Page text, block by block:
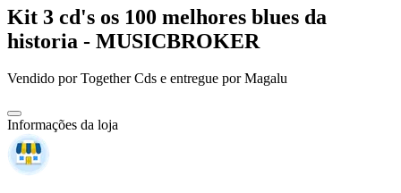
Kit 3 cd's os 100 melhores blues da
historia - MUSICBROKER
Vendido porTogether Cds e entregue por Magalu
Informações da loja